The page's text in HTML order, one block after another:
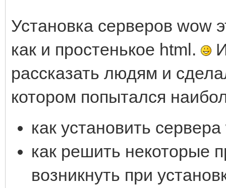
Установка серверов wow
как и простенькое html.
рассказать людям и
котором попытался
как установить
как решить некоторые
возникнуть при